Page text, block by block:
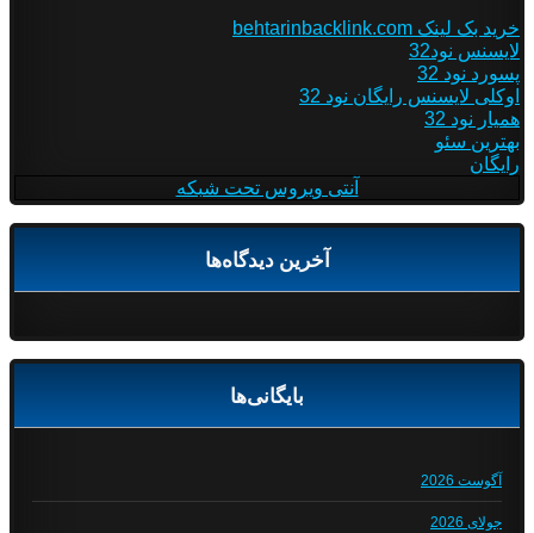
خرید بک لینک behtarinbacklink.com
لایسنس نود32
پسورد نود 32
اوکلی لایسنس رایگان نود 32
همیار نود 32
بهترین سئو
رایگان
آنتی ویروس تحت شبکه
آخرین دیدگاه‌ها
بایگانی‌ها
آگوست 2026
جولای 2026